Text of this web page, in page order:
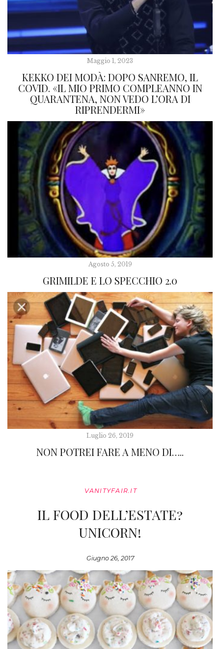
Maggio 1, 2023
KEKKO DEI MODÀ: DOPO SANREMO, IL
COVID. «IL MIO PRIMO COMPLEANNO IN
QUARANTENA, NON VEDO L’ORA DI
RIPRENDERMI»
Agosto 5, 2019
GRIMILDE E LO SPECCHIO 2.0
Luglio 26, 2019
NON POTREI FARE A MENO DI…..
VANITYFAIR.IT
IL FOOD DELL’ESTATE?
UNICORN!
Giugno 26, 2017